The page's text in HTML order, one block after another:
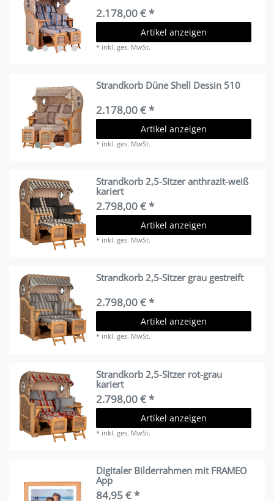
2.178,00 € *
Artikel anzeigen
* inkl. ges. MwSt.
Strandkorb Düne Shell Dessin 510
2.178,00 € *
Artikel anzeigen
* inkl. ges. MwSt.
Strandkorb 2,5-Sitzer anthrazit-weiß
kariert
2.798,00 € *
Artikel anzeigen
* inkl. ges. MwSt.
Strandkorb 2,5-Sitzer grau gestreift
2.798,00 € *
Artikel anzeigen
* inkl. ges. MwSt.
Strandkorb 2,5-Sitzer rot-grau
kariert
2.798,00 € *
Artikel anzeigen
* inkl. ges. MwSt.
Digitaler Bilderrahmen mit FRAMEO
App
84,95 € *